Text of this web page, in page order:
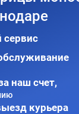
наш счет,
курьера